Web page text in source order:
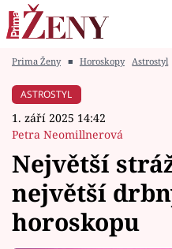
Módní alarm
Témata
Celebrity
Prima Ženy ■ Horoskopy Astrostyl
ASTROSTYL
1. září 2025 14:42
Petra Neomillnerová
Největší
největší
horoskopu